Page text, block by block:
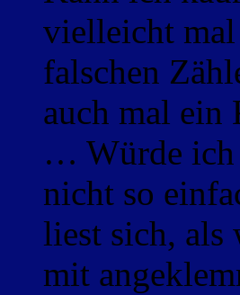
vielleicht mal
falschen
auch mal ein
… Würde ich
nicht so
liest sich, als
mit